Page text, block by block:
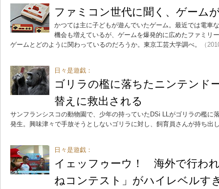
ファミコン世代に聞く、ゲーム
かつては主に子どもが遊んでいたゲーム。最近では電車
機会も増えているが、ゲームを爆発的に広めたファミリ
ゲームとどのように関わっているのだろうか。東京工芸大学調べ。
（
日々是遊戯：
ゴリラの檻に落ちたニンテンド
替えに救出される
サンフランシスコの動物園で、少年の持っていたDSi LLがゴリラの檻に
発生。興味津々で手放そうとしないゴリラに対し、飼育員さんが持ち出
日々是遊戯：
イェッフゥーウ！ 海外で行わ
ねコンテスト」がハイレベルす